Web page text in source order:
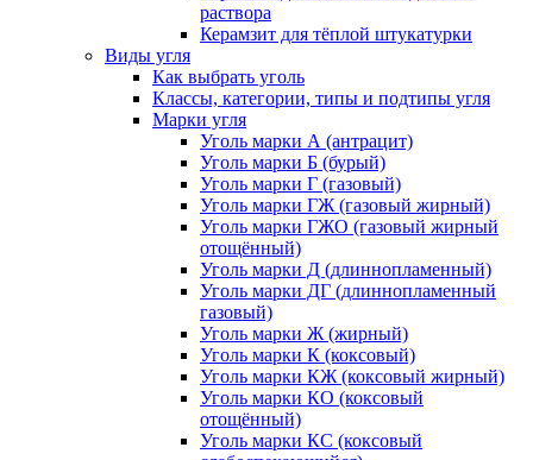
раствора
Керамзит для тёплой штукатурки
Виды угля
Как выбрать уголь
Классы, категории, типы и подтипы угля
Марки угля
Уголь марки А (антрацит)
Уголь марки Б (бурый)
Уголь марки Г (газовый)
Уголь марки ГЖ (газовый жирный)
Уголь марки ГЖО (газовый жирный
отощённый)
Уголь марки Д (длиннопламенный)
Уголь марки ДГ (длиннопламенный
газовый)
Уголь марки Ж (жирный)
Уголь марки К (коксовый)
Уголь марки КЖ (коксовый жирный)
Уголь марки КО (коксовый
отощённый)
Уголь марки КС (коксовый